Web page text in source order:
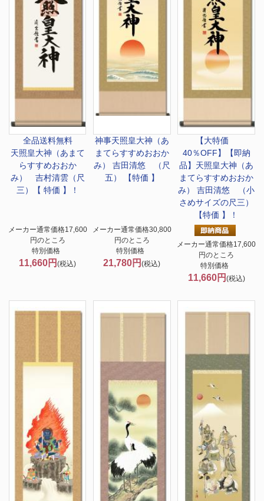
全品送料無料
天照皇大神（あまて
らすすめおおか
み） 吉村清雲（尺
三）【 特価 】！
メーカー通常価格17,600
円のところ
特別価格
11,660円(税込)
神事天照皇大神（あ
まてらすすめおおか
み） 吉田清悠 （尺
五） 【特価 】
メーカー通常価格30,800
円のところ
特別価格
21,780円(税込)
【大特価
40％OFF】
【即納
品】天照皇大神（あ
まてらすすめおおか
み） 吉田清悠 （小
さめサイズの尺三）
【特価 】！
メーカー通常価格17,600
円のところ
特別価格
11,660円 (税込)